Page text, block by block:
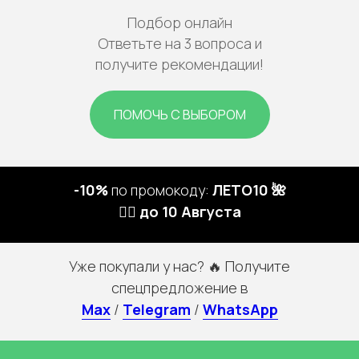
Подбор онлайн
Ответьте на 3 вопроса и
получите рекомендации!
ПОМОЧЬ С ВЫБОРОМ
-10%по промокоду: ЛЕТО10 🌺
🏃‍♀️ до 10 Августа
Уже покупали у нас? 🔥 Получите
спецпредложение в
Max / Telegram / WhatsApp